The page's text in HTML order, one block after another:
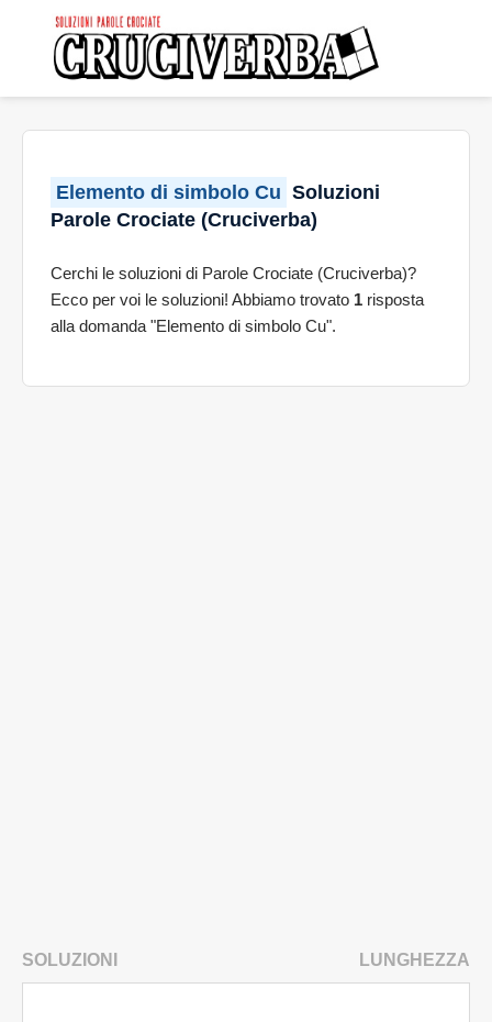
Elemento di simbolo Cu Soluzioni
Parole Crociate (Cruciverba)
Cerchi le soluzioni di Parole Crociate (Cruciverba)?
Ecco per voi le soluzioni! Abbiamo trovato 1 risposta
alla domanda "Elemento di simbolo Cu".
SOLUZIONI LUNGHEZZA